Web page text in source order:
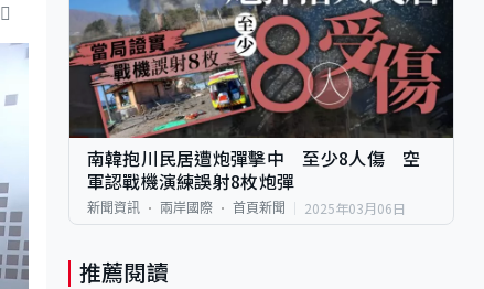
南韓抱川民居遭炮彈擊中 至少8人傷 空
軍認戰機演練誤射8枚炮彈
新聞資訊 兩岸國際 首頁新聞 2025年03月06日
推薦閱讀